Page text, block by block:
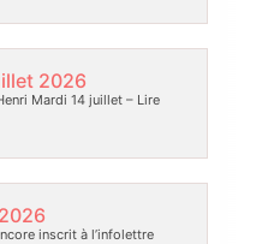
2026
Mardi 14 juillet –Lire
inscrit à l’infolettre